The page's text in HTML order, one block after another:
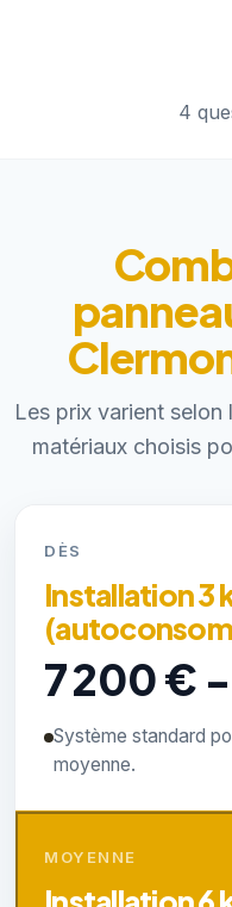
4
Les prix varient
matériaux choisis
DÈS
Installation 3
7 200 €
Système standard
moyenne.
MOYENNE